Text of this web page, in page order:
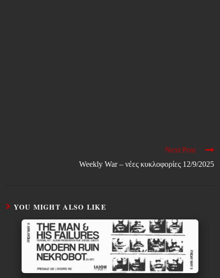
Next Post
Weekly War – νέες κυκλοφορίες 12/9/2025
YOU MIGHT ALSO LIKE